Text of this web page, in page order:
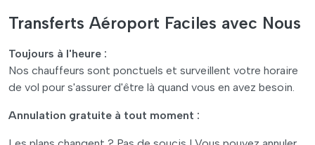
Transferts Aéroport Faciles avec Nous
Toujours à l'heure :
Nos chauffeurs sont ponctuels et surveillent votre horaire
de vol pour s'assurer d'être là quand vous en avez besoin.
Annulation gratuite à tout moment :